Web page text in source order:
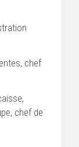
chef
chef de